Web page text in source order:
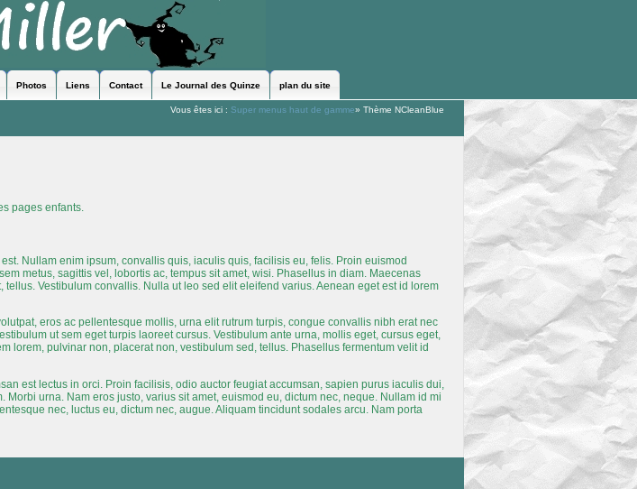
Photos Liens Contact Le Journal des Quinze plan du site
Vous êtes ici : Super menus haut de gamme»Thème NCleanBlue
pages enfants.
Nullam enim ipsum, convallis quis, iaculis quis, facilisis eu, felis. Proin euismod
metus, sagittis vel, lobortis ac, tempus sit amet, wisi. Phasellus in diam. Maecenas
Vestibulum convallis. Nulla ut leo sed elit eleifend varius. Aenean eget est id lorem
eros ac pellentesque mollis, urna elit rutrum turpis, congue convallis nibh erat nec
ut sem eget turpis laoreet cursus. Vestibulum ante urna, mollis eget, cursus eget,
lorem, pulvinar non, placerat non, vestibulum sed, tellus. Phasellus fermentum velit id
est lectus in orci. Proin facilisis, odio auctor feugiat accumsan, sapien purus iaculis dui,
urna. Nam eros justo, varius sit amet, euismod eu, dictum nec, neque. Nullam id mi
nec, luctus eu, dictum nec, augue. Aliquam tincidunt sodales arcu. Nam porta